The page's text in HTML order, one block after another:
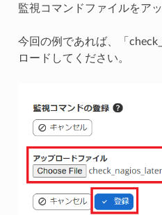
監視コマンドファイルをア
今回の例であれば、「
ロードしてください。